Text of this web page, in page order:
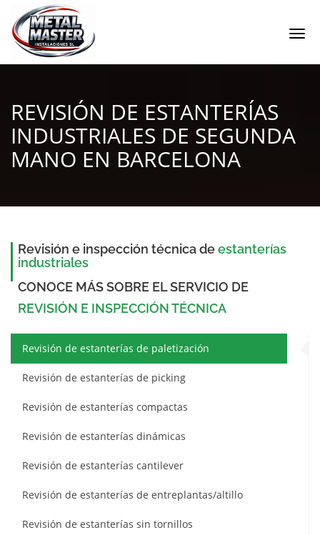
REVISIÓN DE ESTANTERÍAS
INDUSTRIALES DE SEGUNDA
MANO EN BARCELONA
Revisión e inspección técnica deestanterías
industriales
CONOCE MÁS SOBRE EL SERVICIO DE
REVISIÓN E INSPECCIÓN TÉCNICA
Revisión de estanterías de paletización
Revisión de estanterías de picking
Revisión de estanterías compactas
Revisión de estanterías dinámicas
Revisión de estanterías cantilever
Revisión de estanterías de entreplantas/altillo
Revisión de estanterías sin tornillos